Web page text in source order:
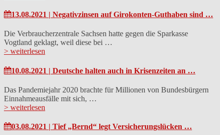
13.08.2021 | Negativzinsen auf Girokonten-Guthaben sind …
Die Verbraucherzentrale Sachsen hatte gegen die Sparkasse
Vogtland geklagt, weil diese bei …
> weiterlesen
10.08.2021 | Deutsche halten auch in Krisenzeiten an …
Das Pandemiejahr 2020 brachte für Millionen von Bundesbürgern
Einnahmeausfälle mit sich, …
> weiterlesen
03.08.2021 | Tief „Bernd“ legt Versicherungslücken …